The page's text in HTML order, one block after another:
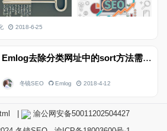
2018-6-25
Emlog去除分类网址中的sort方法需开启伪静态
冬镜SEO Emlog 2018-4-12
渝公网安备50011202504427